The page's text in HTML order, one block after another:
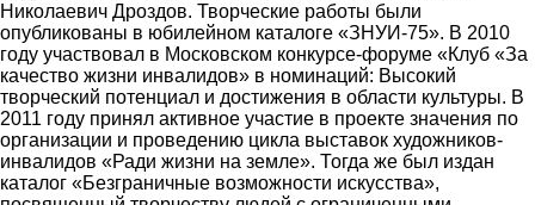
Николаевич Дроздов. Творческие работы были
опубликованы в юбилейном каталоге «ЗНУИ-75». В 2010
году участвовал в Московском конкурсе-форуме «Клуб «За
качество жизни инвалидов» в номинаций: Высокий
творческий потенциал и достижения в области культуры. В
2011 году принял активное участие в проекте значения по
организации и проведению цикла выставок художников-
инвалидов «Ради жизни на земле». Тогда же был издан
каталог «Безграничные возможности искусства»,